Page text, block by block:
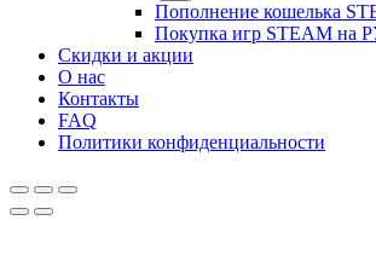
Пополнение кошелька
Покупка игр STEAM на
Скидки и акции
О нас
Контакты
FAQ
Политики конфиденциальности